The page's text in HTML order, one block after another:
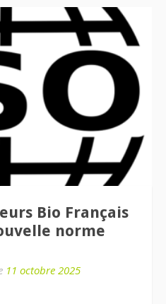
Bio Français
norme
11 octobre 2025